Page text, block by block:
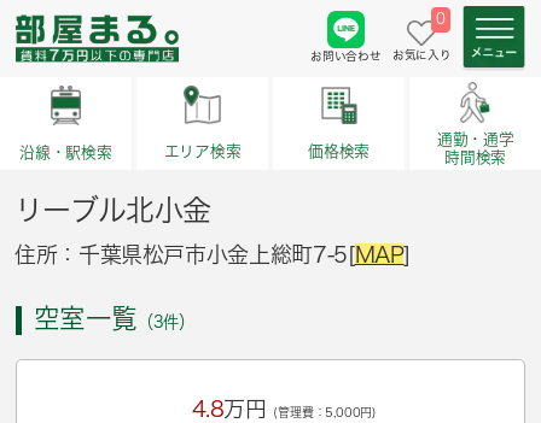
お問い合わせ
0
お気に入り
沿線・駅検索 エリア検索 価格検索
通勤・通学
時間検索
リーブル北小金
住所：千葉県松戸市小金上総町7-5[MAP]
空室一覧 （3件）
4.8万円 (管理費：5,000円)